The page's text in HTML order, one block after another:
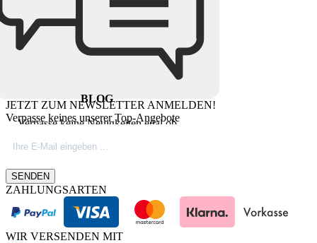
BLOG
Verpasse keine Neuigkeiten egal ob
Firmeninfos. Besuche unseren Blog.
JETZT ZUM NEWSLETTER ANMELDEN!
Verpasse keines unserer Top-Angebote
SENDEN
ZAHLUNGSARTEN
WIR VERSENDEN MIT